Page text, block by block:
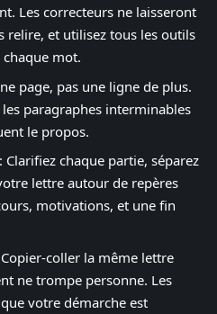
Les correcteurs ne laisseront
relire, et utilisez tous les outils
mot.
page, pas une ligne de plus.
paragraphes interminables
le propos.
: Clarifiez chaque partie, séparez
lettre autour de repères
motivations, et une fin
coller la même lettre
ne trompe personne. Les
votre démarche est